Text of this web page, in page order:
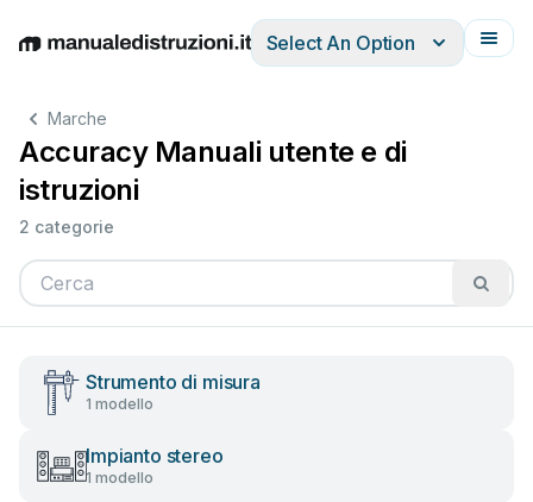
EnglishDeutschEspañolItalianoFrançais
Select An Option
Marche
Accuracy Manuali utente e di
istruzioni
2 categorie
Strumento di misura
1 modello
Impianto stereo
1 modello